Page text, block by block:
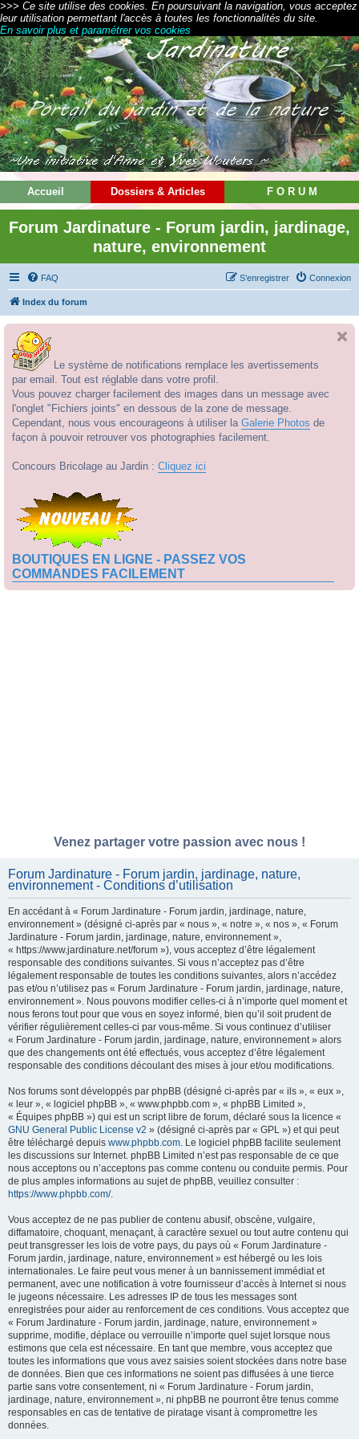
>>> Ce site utilise des cookies. En poursuivant la navigation, vous acceptez
leur utilisation permettant l'accès à toutes les fonctionnalités du site.
En savoir plus et paramétrer vos cookies
Accueil Dossiers & Articles F O R U M
Forum Jardinature - Forum jardin, jardinage,
nature, environnement
FAQ Connexion
S’enregistrer
Index du forum
Le système de notifications remplace les avertissements
par email. Tout est réglable dans votre profil.
Vous pouvez charger facilement des images dans un message avec
l'onglet "Fichiers joints" en dessous de la zone de message.
Cependant, nous vous encourageons à utiliser la Galerie Photos de
façon à pouvoir retrouver vos photographies facilement.
Concours Bricolage au Jardin : Cliquez ici
BOUTIQUES EN LIGNE - PASSEZ VOS
COMMANDES FACILEMENT
Venez partager votre passion avec nous !
Forum Jardinature - Forum jardin, jardinage, nature,
environnement - Conditions d’utilisation
En accédant à « Forum Jardinature - Forum jardin, jardinage, nature,
environnement » (désigné ci-après par « nous », « notre », « nos », « Forum
Jardinature - Forum jardin, jardinage, nature, environnement »,
« https://www.jardinature.net/forum »), vous acceptez d’être légalement
responsable des conditions suivantes. Si vous n’acceptez pas d’être
légalement responsable de toutes les conditions suivantes, alors n’accédez
pas et/ou n’utilisez pas « Forum Jardinature - Forum jardin, jardinage, nature,
environnement ». Nous pouvons modifier celles-ci à n’importe quel moment et
nous ferons tout pour que vous en soyez informé, bien qu’il soit prudent de
vérifier régulièrement celles-ci par vous-même. Si vous continuez d’utiliser
« Forum Jardinature - Forum jardin, jardinage, nature, environnement » alors
que des changements ont été effectués, vous acceptez d’être légalement
responsable des conditions découlant des mises à jour et/ou modifications.
Nos forums sont développés par phpBB (désigné ci-après par « ils », « eux »,
« leur », « logiciel phpBB », « www.phpbb.com », « phpBB Limited »,
« Équipes phpBB ») qui est un script libre de forum, déclaré sous la licence «
GNU General Public License v2 » (désigné ci-après par « GPL ») et qui peut
être téléchargé depuis www.phpbb.com. Le logiciel phpBB facilite seulement
les discussions sur Internet. phpBB Limited n’est pas responsable de ce que
nous acceptons ou n’acceptons pas comme contenu ou conduite permis. Pour
de plus amples informations au sujet de phpBB, veuillez consulter :
https://www.phpbb.com/.
Vous acceptez de ne pas publier de contenu abusif, obscène, vulgaire,
diffamatoire, choquant, menaçant, à caractère sexuel ou tout autre contenu qui
peut transgresser les lois de votre pays, du pays où « Forum Jardinature -
Forum jardin, jardinage, nature, environnement » est hébergé ou les lois
internationales. Le faire peut vous mener à un bannissement immédiat et
permanent, avec une notification à votre fournisseur d’accès à Internet si nous
le jugeons nécessaire. Les adresses IP de tous les messages sont
enregistrées pour aider au renforcement de ces conditions. Vous acceptez que
« Forum Jardinature - Forum jardin, jardinage, nature, environnement »
supprime, modifie, déplace ou verrouille n’importe quel sujet lorsque nous
estimons que cela est nécessaire. En tant que membre, vous acceptez que
toutes les informations que vous avez saisies soient stockées dans notre base
de données. Bien que ces informations ne soient pas diffusées à une tierce
partie sans votre consentement, ni « Forum Jardinature - Forum jardin,
jardinage, nature, environnement », ni phpBB ne pourront être tenus comme
responsables en cas de tentative de piratage visant à compromettre les
données.